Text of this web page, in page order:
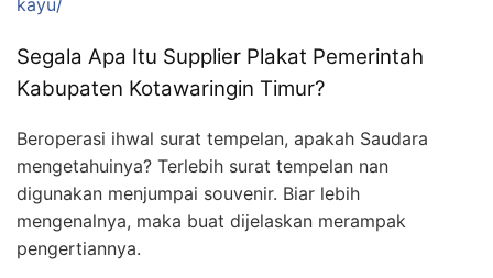
kayu/
Segala Apa Itu Supplier Plakat Pemerintah
Kabupaten Kotawaringin Timur?
Beroperasi ihwal surat tempelan, apakah Saudara
mengetahuinya? Terlebih surat tempelan nan
digunakan menjumpai souvenir. Biar lebih
mengenalnya, maka buat dijelaskan merampak
pengertiannya.